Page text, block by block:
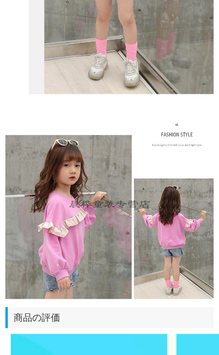
商品の評価